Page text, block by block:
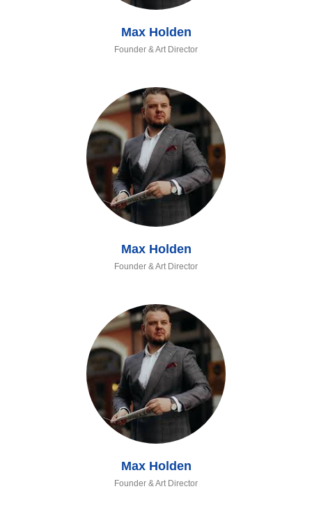
Max Holden
Founder & Art Director
Max Holden
Founder & Art Director
Max Holden
Founder & Art Director